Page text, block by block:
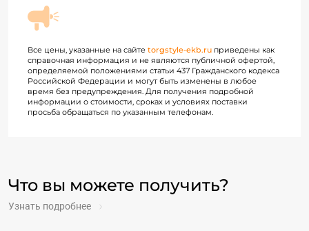
Все цены, указанные на сайте torgstyle-ekb.ru приведены как
справочная информация и не являются публичной офертой,
определяемой положениями статьи 437 Гражданского кодекса
Российской Федерации и могут быть изменены в любое
время без предупреждения. Для получения подробной
информации о стоимости, сроках и условиях поставки
просьба обращаться по указанным телефонам.
Что вы можете получить?
Узнать подробнее